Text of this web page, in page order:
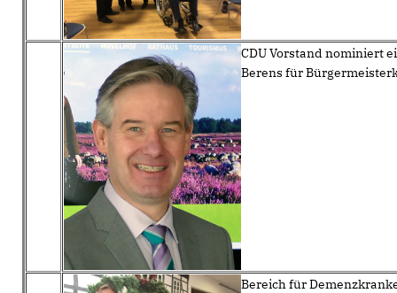
CDU Vorstand nominiert
Berens für
Bereich für